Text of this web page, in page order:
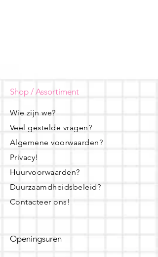
Shop / Assortiment
Wie zijn we?
Veel gestelde vragen?
Algemene voorwaarden?
Privacy!
Huurvoorwaarden?
Duurzaamdheidsbeleid?
Contacteer ons!
Openingsuren